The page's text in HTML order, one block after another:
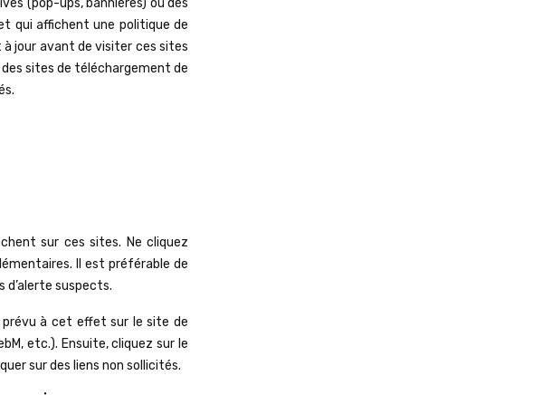
(pop-ups, bannières) ou des
qui affichent une politique de
jour avant de visiter ces sites
sites de téléchargement de
sur ces sites. Ne cliquez
Il est préférable de
d’alerte suspects.
prévu à cet effet sur le site de
etc.). Ensuite, cliquez sur le
sur des liens non sollicités.